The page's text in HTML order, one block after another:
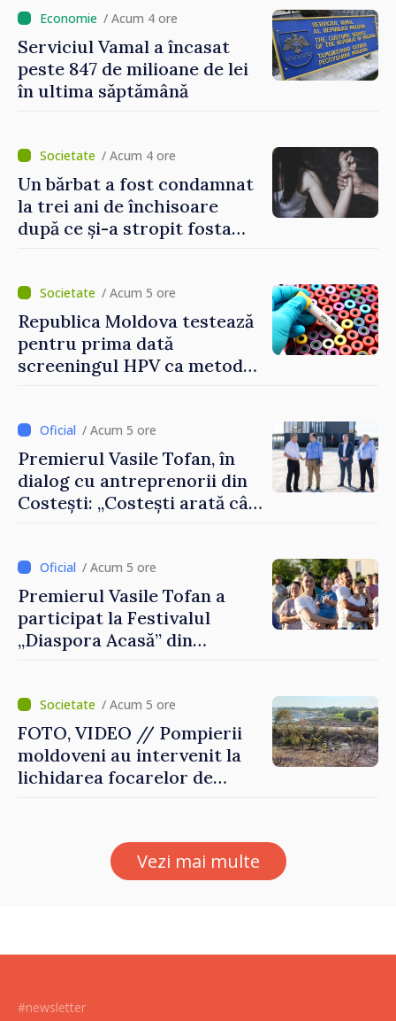
/ Acum 4 ore
Serviciul Vamal a încasat
peste 847 de milioane de lei
în ultima săptămână
/ Acum 4 ore
Un bărbat a fost condamnat
la trei ani de închisoare
după ce și-a stropit fosta
/ Acum 5 ore
Republica Moldova testează
pentru prima dată
screeningul HPV ca metodă
/ Acum 5 ore
Premierul Vasile Tofan, în
dialog cu antreprenorii din
Costești: „Costești arată cât
există inițiativă, muncă și
spirit antreprenorial”
/ Acum 5 ore
Premierul Vasile Tofan a
participat la Festivalul
„Diaspora Acasă” din
/ Acum 5 ore
FOTO, VIDEO // Pompierii
moldoveni au intervenit la
lichidarea focarelor de
durat cinci ore
Vezi mai multe
#newsletter